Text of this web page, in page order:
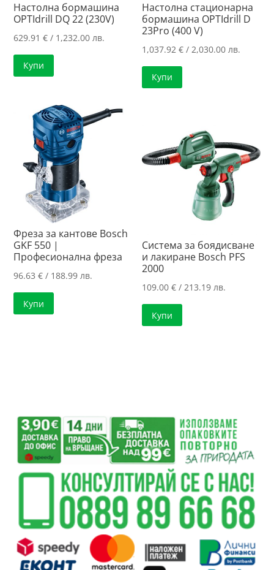
Настолна бормашина
OPTIdrill DQ 22 (230V)
629.91€ / 1,232.00 лв.
Купи
Настолна стационарна
бормашина OPTIdrill D
23Pro (400 V)
1,037.92€ / 2,030.00 лв.
Купи
Фреза за кантове Bosch
GKF 550 |
Професионална фреза
96.63€ / 188.99 лв.
Купи
Система за боядисване
и лакиране Bosch PFS
2000
109.00€ / 213.19 лв.
Купи